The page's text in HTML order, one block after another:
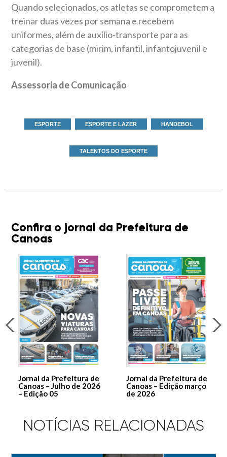
Quando selecionados, os atletas se comprometem a
treinar duas vezes por semana e recebem
uniformes, além de auxílio-transporte para as
categorias de base (mirim, infantil, infantojuvenil e
juvenil).
Assessoria de Comunicação
ESPORTE ESPORTE E LAZER HANDEBOL
TALENTOS DO ESPORTE
Confira o jornal da Prefeitura de
Canoas
Jornal da Prefeitura de
Canoas – Julho de 2026
– Edição 05
Jornal da Prefeitura de
Canoas – Edição março
de 2026
NOTÍCIAS RELACIONADAS